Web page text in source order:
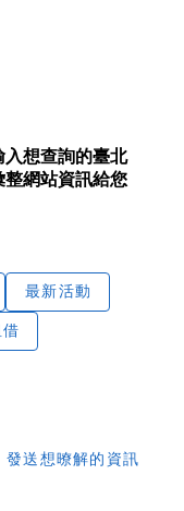
想查詢的臺北
網站資訊給您
最新活動
發送想暸解的資訊